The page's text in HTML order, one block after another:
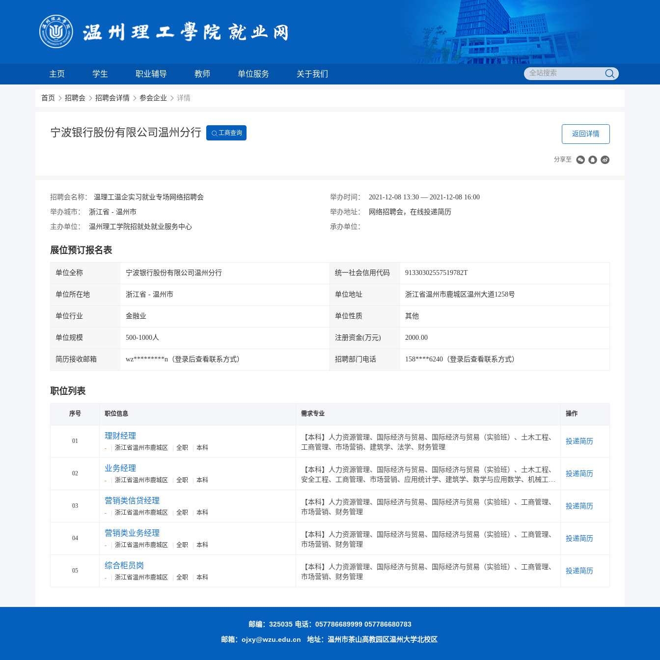
主页 学生 职业辅导 教师 单位服务 关于我们
首页 招聘会 招聘会详情 参会企业 详情
宁波银行股份有限公司温州分行 工商查询 返回详情
分享至
招聘会名称： 温理工温企实习就业专场网络招聘会 举办时间：
2021-12-08 13:30 — 2021-12-08 16:00
举办城市：
浙江省 - 温州市 举办地址：
网络招聘会，在线投递简历
主办单位：
温州理工学院招就处就业服务中心 承办单位：
展位预订报名表
单位全称 宁波银行股份有限公司温州分行 统一社会信用代码 91330302557519782T
单位所在地 浙江省 - 温州市 单位地址 浙江省温州市鹿城区温州大道1258号
单位行业 金融业 单位性质 其他
单位规模 500-1000人 注册资金(万元) 2000.00
简历接收邮箱 wz*********n（登录后查看联系方式） 招聘部门电话 158****6240（登录后查看联系方式）
职位列表
序号 职位信息 需求专业 操作
01
理财经理
- 浙江省温州市鹿城区 全职 本科
【本科】人力资源管理、国际经济与贸易、国际经济与贸易（实验班）、土木工程、
工商管理、市场营销、建筑学、法学、财务管理
投递简历
02
业务经理
- 浙江省温州市鹿城区 全职 本科
【本科】人力资源管理、国际经济与贸易、国际经济与贸易（实验班）、土木工程、
安全工程、工商管理、市场营销、应用统计学、建筑学、数学与应用数学、机械工
投递简历
03
营销类信贷经理
- 浙江省温州市鹿城区 全职 本科
【本科】人力资源管理、国际经济与贸易、国际经济与贸易（实验班）、工商管理、
市场营销、财务管理
投递简历
04
营销类业务经理
- 浙江省温州市鹿城区 全职 本科
【本科】人力资源管理、国际经济与贸易、国际经济与贸易（实验班）、工商管理、
市场营销、财务管理
投递简历
05
综合柜员岗
- 浙江省温州市鹿城区 全职 本科
【本科】人力资源管理、国际经济与贸易、国际经济与贸易（实验班）、工商管理、
市场营销、财务管理
投递简历
邮编：325035 电话：057786689999 057786680783
邮箱：ojxy@wzu.edu.cn 地址：温州市茶山高教园区温州大学北校区